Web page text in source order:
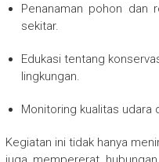
Penanaman pohon dan
sekitar.
Edukasi tentang
lingkungan.
Monitoring kualitas udara
Kegiatan ini tidak hanya